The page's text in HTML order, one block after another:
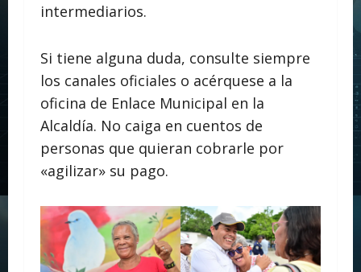
intermediarios.
Si tiene alguna duda, consulte siempre
los canales oficiales o acérquese a la
oficina de Enlace Municipal en la
Alcaldía. No caiga en cuentos de
personas que quieran cobrarle por
«agilizar» su pago.